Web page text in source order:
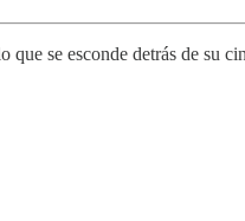
se esconde detrás de su